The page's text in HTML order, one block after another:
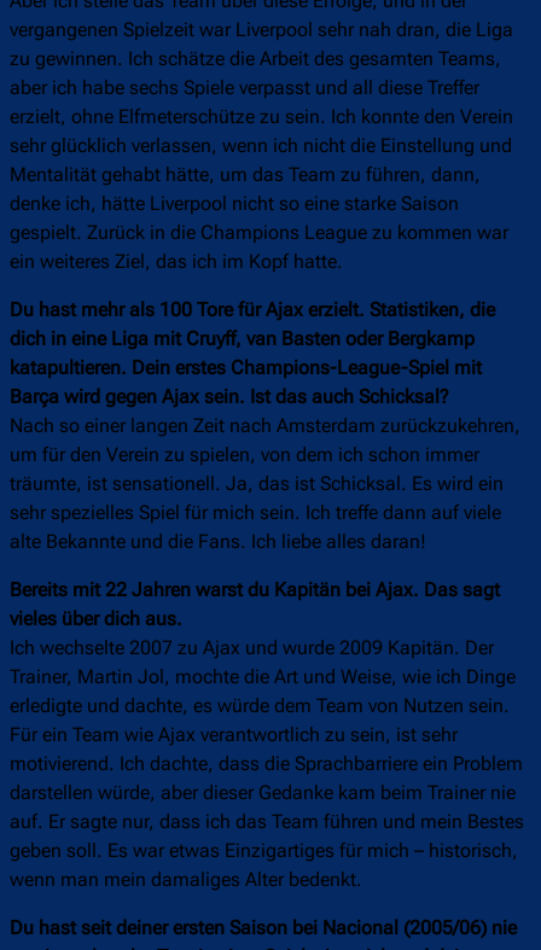
vergangenen Spielzeit war Liverpool sehr nah dran, die Liga
zu gewinnen. Ich schätze die Arbeit des gesamten Teams,
aber ich habe sechs Spiele verpasst und all diese Treffer
erzielt, ohne Elfmeterschütze zu sein. Ich konnte den Verein
sehr glücklich verlassen, wenn ich nicht die Einstellung und
Mentalität gehabt hätte, um das Team zu führen, dann,
denke ich, hätte Liverpool nicht so eine starke Saison
gespielt. Zurück in die Champions League zu kommen war
ein weiteres Ziel, das ich im Kopf hatte.
Du hast mehr als 100 Tore für Ajax erzielt. Statistiken, die
dich in eine Liga mit Cruyff, van Basten oder Bergkamp
katapultieren. Dein erstes Champions-League-Spiel mit
Barça wird gegen Ajax sein. Ist das auch Schicksal?
Nach so einer langen Zeit nach Amsterdam zurückzukehren,
um für den Verein zu spielen, von dem ich schon immer
träumte, ist sensationell. Ja, das ist Schicksal. Es wird ein
sehr spezielles Spiel für mich sein. Ich treffe dann auf viele
alte Bekannte und die Fans. Ich liebe alles daran!
Bereits mit 22 Jahren warst du Kapitän bei Ajax. Das sagt
vieles über dich aus.
Ich wechselte 2007 zu Ajax und wurde 2009 Kapitän. Der
Trainer, Martin Jol, mochte die Art und Weise, wie ich Dinge
erledigte und dachte, es würde dem Team von Nutzen sein.
Für ein Team wie Ajax verantwortlich zu sein, ist sehr
motivierend. Ich dachte, dass die Sprachbarriere ein Problem
darstellen würde, aber dieser Gedanke kam beim Trainer nie
auf. Er sagte nur, dass ich das Team führen und mein Bestes
geben soll. Es war etwas Einzigartiges für mich – historisch,
wenn man mein damaliges Alter bedenkt.
Du hast seit deiner ersten Saison bei Nacional (2005/06) nie